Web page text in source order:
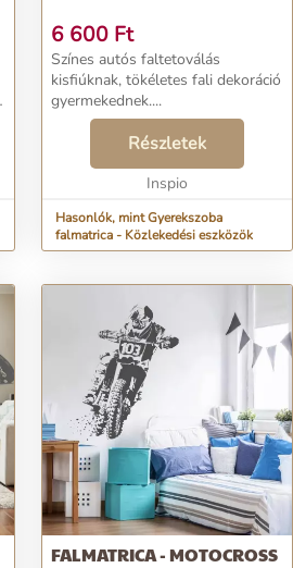
6 600 Ft
Színes autós faltetoválás
kisfiúknak, tökéletes fali dekoráció
gyermekednek....
Részletek
Inspio
Hasonlók, mint Gyerekszoba
falmatrica - Közlekedési eszközök
FALMATRICA - MOTOCROSS